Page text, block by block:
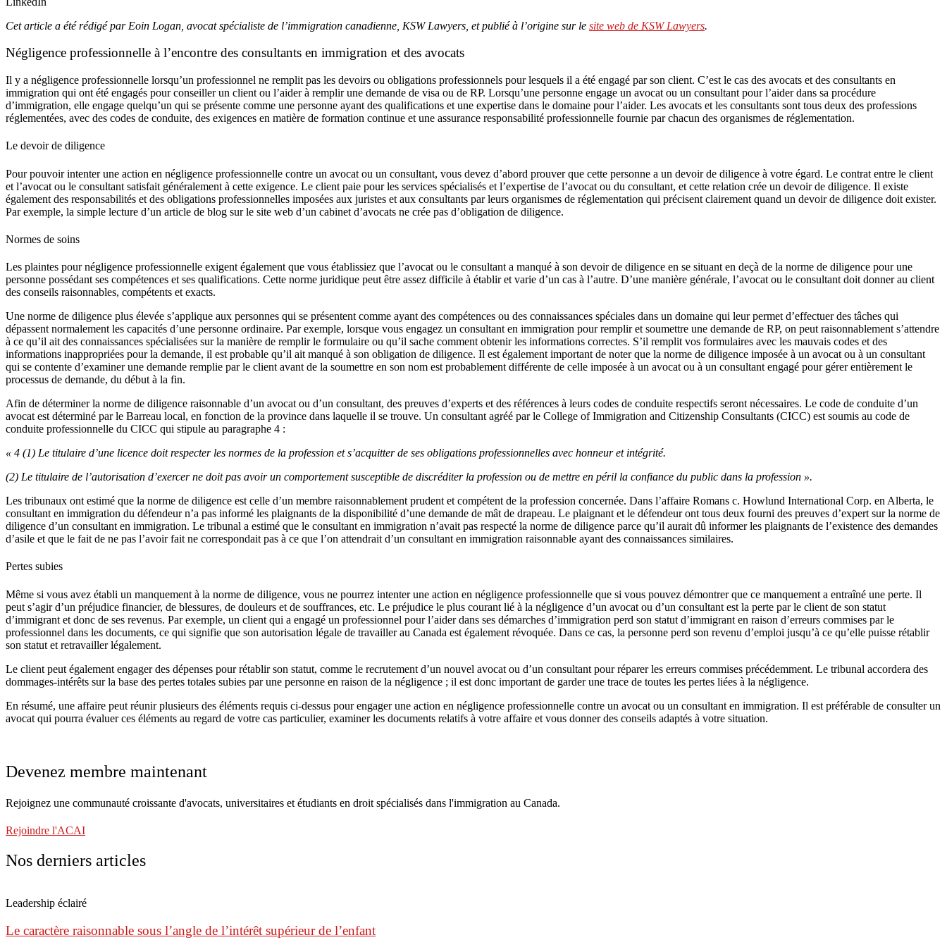
Cet article a été rédigé par Eoin Logan, avocat spécialiste de l’immigration canadienne, KSW Lawyers, et publié à l’origine sur le site web de KSW Lawyers.
Négligence professionnelle à l’encontre des consultants en immigration et des avocats
Il y a négligence professionnelle lorsqu’un professionnel ne remplit pas les devoirs ou obligations professionnels pour lesquels il a été engagé par son client. C’est le cas des avocats et des consultants en
immigration qui ont été engagés pour conseiller un client ou l’aider à remplir une demande de visa ou de RP. Lorsqu’une personne engage un avocat ou un consultant pour l’aider dans sa procédure
d’immigration, elle engage quelqu’un qui se présente comme une personne ayant des qualifications et une expertise dans le domaine pour l’aider. Les avocats et les consultants sont tous deux des professions
réglementées, avec des codes de conduite, des exigences en matière de formation continue et une assurance responsabilité professionnelle fournie par chacun des organismes de réglementation.‍
Le devoir de diligence
Pour pouvoir intenter une action en négligence professionnelle contre un avocat ou un consultant, vous devez d’abord prouver que cette personne a un devoir de diligence à votre égard. Le contrat entre le client
et l’avocat ou le consultant satisfait généralement à cette exigence. Le client paie pour les services spécialisés et l’expertise de l’avocat ou du consultant, et cette relation crée un devoir de diligence. Il existe
également des responsabilités et des obligations professionnelles imposées aux juristes et aux consultants par leurs organismes de réglementation qui précisent clairement quand un devoir de diligence doit exister.
Par exemple, la simple lecture d’un article de blog sur le site web d’un cabinet d’avocats ne crée pas d’obligation de diligence.
Normes de soins
Les plaintes pour négligence professionnelle exigent également que vous établissiez que l’avocat ou le consultant a manqué à son devoir de diligence en se situant en deçà de la norme de diligence pour une
personne possédant ses compétences et ses qualifications. Cette norme juridique peut être assez difficile à établir et varie d’un cas à l’autre. D’une manière générale, l’avocat ou le consultant doit donner au client
des conseils raisonnables, compétents et exacts.‍
Une norme de diligence plus élevée s’applique aux personnes qui se présentent comme ayant des compétences ou des connaissances spéciales dans un domaine qui leur permet d’effectuer des tâches qui
dépassent normalement les capacités d’une personne ordinaire. Par exemple, lorsque vous engagez un consultant en immigration pour remplir et soumettre une demande de RP, on peut raisonnablement s’attendre
à ce qu’il ait des connaissances spécialisées sur la manière de remplir le formulaire ou qu’il sache comment obtenir les informations correctes. S’il remplit vos formulaires avec les mauvais codes et des
informations inappropriées pour la demande, il est probable qu’il ait manqué à son obligation de diligence. Il est également important de noter que la norme de diligence imposée à un avocat ou à un consultant
qui se contente d’examiner une demande remplie par le client avant de la soumettre en son nom est probablement différente de celle imposée à un avocat ou à un consultant engagé pour gérer entièrement le
processus de demande, du début à la fin.
Afin de déterminer la norme de diligence raisonnable d’un avocat ou d’un consultant, des preuves d’experts et des références à leurs codes de conduite respectifs seront nécessaires. Le code de conduite d’un
avocat est déterminé par le Barreau local, en fonction de la province dans laquelle il se trouve. Un consultant agréé par le College of Immigration and Citizenship Consultants (CICC) est soumis au code de
conduite professionnelle du CICC qui stipule au paragraphe 4 :
« 4 (1) Le titulaire d’une licence doit respecter les normes de la profession et s’acquitter de ses obligations professionnelles avec honneur et intégrité.
(2) Le titulaire de l’autorisation d’exercer ne doit pas avoir un comportement susceptible de discréditer la profession ou de mettre en péril la confiance du public dans la profession ».
Les tribunaux ont estimé que la norme de diligence est celle d’un membre raisonnablement prudent et compétent de la profession concernée. Dans l’affaire Romans c. Howlund International Corp. en Alberta, le
consultant en immigration du défendeur n’a pas informé les plaignants de la disponibilité d’une demande de mât de drapeau. Le plaignant et le défendeur ont tous deux fourni des preuves d’expert sur la norme de
diligence d’un consultant en immigration. Le tribunal a estimé que le consultant en immigration n’avait pas respecté la norme de diligence parce qu’il aurait dû informer les plaignants de l’existence des demandes
d’asile et que le fait de ne pas l’avoir fait ne correspondait pas à ce que l’on attendrait d’un consultant en immigration raisonnable ayant des connaissances similaires.
Pertes subies
Même si vous avez établi un manquement à la norme de diligence, vous ne pourrez intenter une action en négligence professionnelle que si vous pouvez démontrer que ce manquement a entraîné une perte. Il
peut s’agir d’un préjudice financier, de blessures, de douleurs et de souffrances, etc. Le préjudice le plus courant lié à la négligence d’un avocat ou d’un consultant est la perte par le client de son statut
d’immigrant et donc de ses revenus. Par exemple, un client qui a engagé un professionnel pour l’aider dans ses démarches d’immigration perd son statut d’immigrant en raison d’erreurs commises par le
professionnel dans les documents, ce qui signifie que son autorisation légale de travailler au Canada est également révoquée. Dans ce cas, la personne perd son revenu d’emploi jusqu’à ce qu’elle puisse rétablir
son statut et retravailler légalement.
Le client peut également engager des dépenses pour rétablir son statut, comme le recrutement d’un nouvel avocat ou d’un consultant pour réparer les erreurs commises précédemment. Le tribunal accordera des
dommages-intérêts sur la base des pertes totales subies par une personne en raison de la négligence ; il est donc important de garder une trace de toutes les pertes liées à la négligence.
En résumé, une affaire peut réunir plusieurs des éléments requis ci-dessus pour engager une action en négligence professionnelle contre un avocat ou un consultant en immigration. Il est préférable de consulter un
avocat qui pourra évaluer ces éléments au regard de votre cas particulier, examiner les documents relatifs à votre affaire et vous donner des conseils adaptés à votre situation.
Devenez membre maintenant
Rejoignez une communauté croissante d'avocats, universitaires et étudiants en droit spécialisés dans l'immigration au Canada.
Rejoindre l'ACAI
Nos derniers articles
Leadership éclairé
Le caractère raisonnable sous l’angle de l’intérêt supérieur de l’enfant